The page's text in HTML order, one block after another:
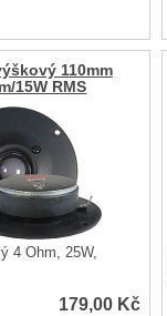
110mm
15W RMS
4 Ohm, 25W,
179,00 Kč